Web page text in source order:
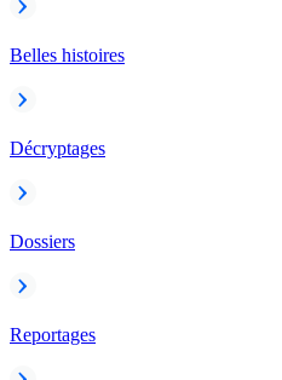
Belles histoires
Décryptages
Dossiers
Reportages